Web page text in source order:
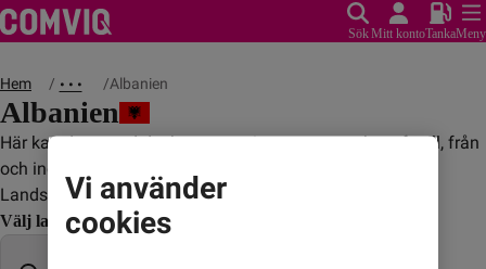
SökMitt kontoTankaMeny
Hem • • • Albanien
Albanien
Här kan du se vad det kostar att ringa, sms:a och surfa till, från
och inom Albanien.
Landskod: +355
Välj land
Vi använder
cookies